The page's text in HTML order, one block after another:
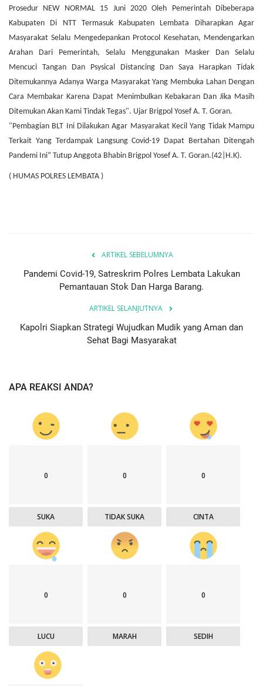
Prosedur NEW NORMAL 15 Juni 2020 Oleh Pemerintah Dibeberapa
Kabupaten Di NTT Termasuk Kabupaten Lembata Diharapkan Agar
Masyarakat Selalu Mengedepankan Protocol Kesehatan, Mendengarkan
Arahan Dari Pemerintah, Selalu Menggunakan Masker Dan Selalu
Mencuci Tangan Dan Psysical Distancing Dan Saya Harapkan Tidak
Ditemukannya Adanya Warga Masyarakat Yang Membuka Lahan Dengan
Cara Membakar Karena Dapat Menimbulkan Kebakaran Dan Jika Masih
Ditemukan Akan Kami Tindak Tegas". Ujar Brigpol Yosef A. T. Goran.
"Pembagian BLT Ini Dilakukan Agar Masyarakat Kecil Yang Tidak Mampu
Terkait Yang Terdampak Langsung Covid-19 Dapat Bertahan Ditengah
Pandemi Ini” Tutup Anggota Bhabin Brigpol Yosef A. T. Goran.(42|H.K).
( HUMAS POLRES LEMBATA )
ARTIKEL SEBELUMNYA
Pandemi Covid-19, Satreskrim Polres Lembata Lakukan
Pemantauan Stok Dan Harga Barang.
ARTIKEL SELANJUTNYA
Kapolri Siapkan Strategi Wujudkan Mudik yang Aman dan
Sehat Bagi Masyarakat
APA REAKSI ANDA?
0
SUKA
0
TIDAK SUKA
0
CINTA
0
LUCU
0
MARAH
0
SEDIH